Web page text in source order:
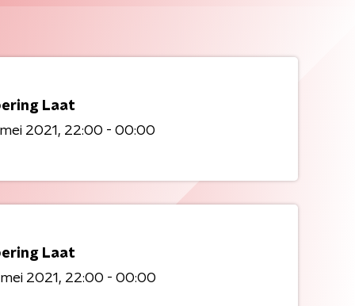
Laat
2021
22:00 - 00:00
Laat
2021
22:00 - 00:00